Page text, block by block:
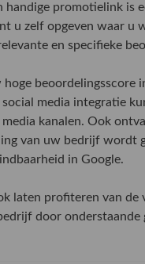
handige promotielink is
u zelf opgeven waar
en specifieke
hoge beoordelingsscore
media integratie
kanalen. Ook
van uw bedrijf wordt
in Google.
laten profiteren van de
door onderstaande